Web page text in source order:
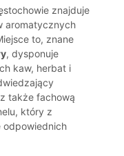
znajduje
aromatycznych
to, znane
, dysponuje
kaw, herbat i
także fachową
który z
odpowiednich